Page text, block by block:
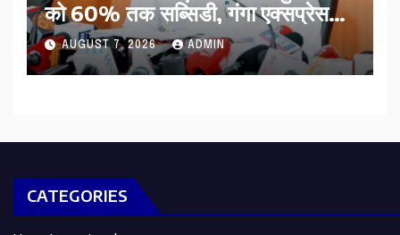
को 60% तक सब्सिडी, गंगा एक्सप्रेसवे
का हरिद्वार तक होगा विस्तार
AUGUST 7, 2026 ADMIN
CATEGORIES